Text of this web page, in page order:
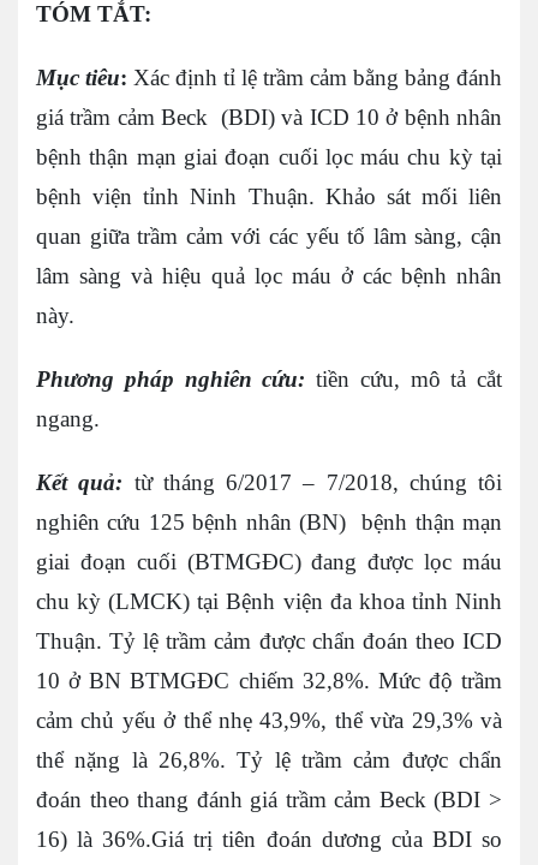
TÓM TẮT:
Mục tiêu: Xác định tỉ lệ trầm cảm bằng bảng đánh
giá trầm cảm Beck (BDI) và ICD 10 ở bệnh nhân
bệnh thận mạn giai đoạn cuối lọc máu chu kỳ tại
bệnh viện tỉnh Ninh Thuận. Khảo sát mối liên
quan giữa trầm cảm với các yếu tố lâm sàng, cận
lâm sàng và hiệu quả lọc máu ở các bệnh nhân
này.
Phương pháp nghiên cứu: tiền cứu, mô tả cắt
ngang.
Kết quả: từ tháng 6/2017 – 7/2018, chúng tôi
nghiên cứu 125 bệnh nhân (BN) bệnh thận mạn
giai đoạn cuối (BTMGĐC) đang được lọc máu
chu kỳ (LMCK) tại Bệnh viện đa khoa tỉnh Ninh
Thuận. Tỷ lệ trầm cảm được chẩn đoán theo ICD
10 ở BN BTMGĐC chiếm 32,8%. Mức độ trầm
cảm chủ yếu ở thể nhẹ 43,9%, thể vừa 29,3% và
thể nặng là 26,8%. Tỷ lệ trầm cảm được chẩn
đoán theo thang đánh giá trầm cảm Beck (BDI >
16) là 36%.Giá trị tiên đoán dương của BDI so